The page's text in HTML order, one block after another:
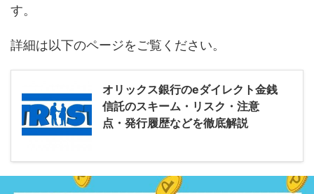
す。
詳細は以下のページをご覧ください。
オリックス銀行のeダイレクト金銭
信託のスキーム・リスク・注意
点・発行履歴などを徹底解説